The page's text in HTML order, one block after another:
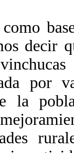
decir
por
la